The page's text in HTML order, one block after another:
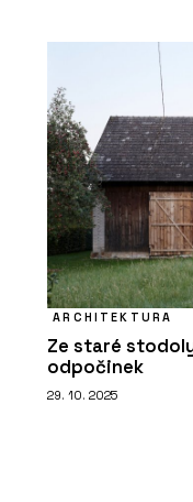
ARCHITEKTURA
Ze staré
odpočinek
29. 10. 2025